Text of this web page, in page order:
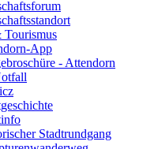
Tourismus
App
- Attendorn
Stadtrundgang